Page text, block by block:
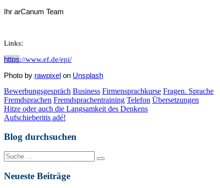
Ihr arCanum Team
Links:
https://www.ef.de/epi/
Photo by rawpixel on Unsplash
Bewerbungsgespräch Business Firmensprachkurse Fragen. Sprache
Fremdsprachen Fremdsprachentraining Telefon Übersetzungen
Beitragsnavigation
Hitze oder auch die Langsamkeit des Denkens
Aufschieberitis adé!
Blog durchsuchen
Suche
nach:
Neueste Beiträge